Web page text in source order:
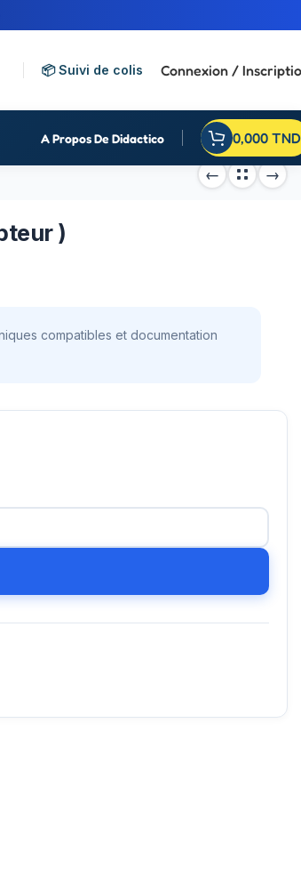
📦 Suivi de colis Connexion /
A Propos De Didactico 0,000 TND
)
compatibles et documentation